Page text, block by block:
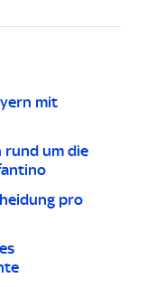
mit
rund um die
pro